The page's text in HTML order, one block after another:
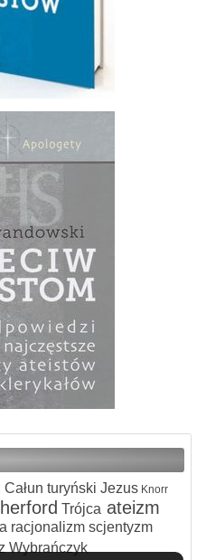
Całun turyński JezusKnorr
Trójca ateizm
racjonalizmscjentyzm
Wybrańczyk